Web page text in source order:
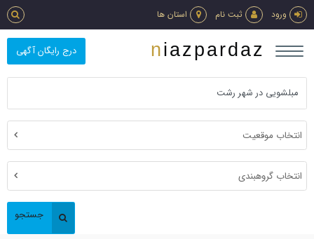
ورود ثبت نام استان ها
درج رایگان آگهی niazpardaz
انتخاب موقعیت
انتخاب گروهبندی
جستجو